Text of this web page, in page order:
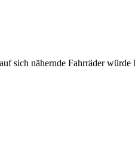
sich nähernde Fahrräder